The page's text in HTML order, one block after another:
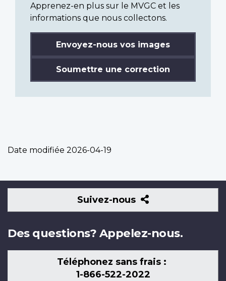
Apprenez-en plus sur le MVGC et les
informations que nous collectons.
Envoyez-nous vos images
Soumettre une correction
Date modifiée 2026-04-19
Suivez-nous
Suivez-
nous
Des questions? Appelez-nous.
Téléphonez sans frais :
1-866-522-2022